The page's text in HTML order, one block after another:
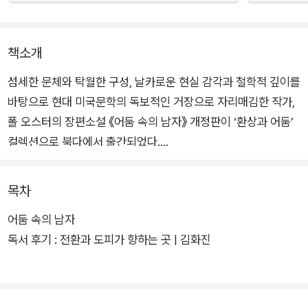
책소개
섬세한 문체와 탁월한 구성, 날카로운 현실 감각과 철학적 깊이를
바탕으로 현대 미국문학의 독보적인 거장으로 자리매김한 작가,
폴 오스터의 장편소설 《어둠 속의 남자》 개정판이 ‘환상과 어둠’
컬렉션으로 북다에서 출간되었다.
1970년대 후반 문단에 등장한 오스터는 일찍이 ‘미국문학의 미
래를 대표할 작가’라는 평가를 받으며 국제적인 주목을 받았다.
이후 반세기 동안 소설과 산문, 시나리오와 번역까지 폭넓게 활동
하며 문학의 경계를 넓혀왔다. 작가는 현실의 세밀한 질감을 포착
목차
어둠 속의 남자
독서 후기 : 전환과 도피가 향하는 곳 | 김화진